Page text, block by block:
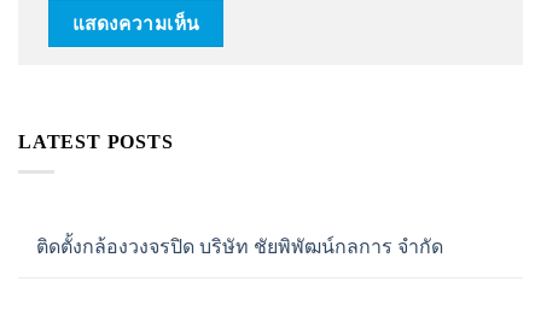
LATEST POSTS
ติดตั้งกล้องวงจรปิด บริษัท ชัยพิพัฒน์กลการ จำกัด